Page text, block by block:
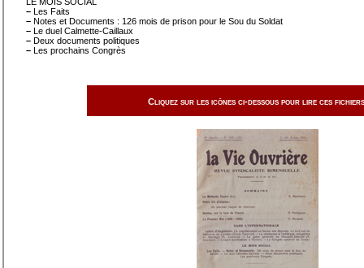
– Les Faits
– Notes et Documents : 126 mois de prison pour le Sou du Soldat
– Le duel Calmette-Caillaux
– Deux documents politiques
– Les prochains Congrès
Cliquez sur les icônes ci-dessous pour lire ces